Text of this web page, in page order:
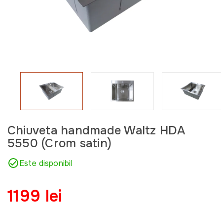
Chiuveta handmade Waltz HDA
5550 (Crom satin)
Este disponibil
1199 lei